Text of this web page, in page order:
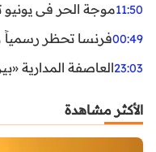
11:50موجة الحر في يونيو تكبد
00:49فرنسا تحظر رسمياً
23:03العاصفة المدارية
الأكثر مشاهدة